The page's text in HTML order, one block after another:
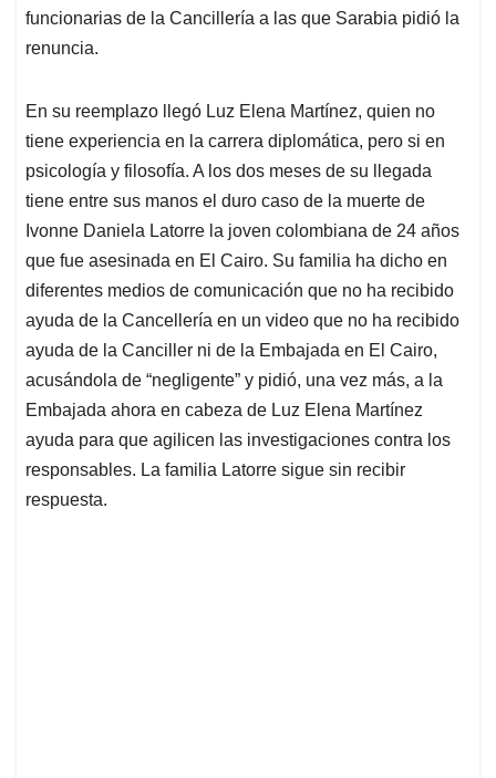
funcionarias de la Cancillería a las que Sarabia pidió la
renuncia.
En su reemplazo llegó Luz Elena Martínez, quien no
tiene experiencia en la carrera diplomática, pero si en
psicología y filosofía. A los dos meses de su llegada
tiene entre sus manos el duro caso de la muerte de
Ivonne Daniela Latorre la joven colombiana de 24 años
que fue asesinada en El Cairo. Su familia ha dicho en
diferentes medios de comunicación que no ha recibido
ayuda de la Cancellería en un video que no ha recibido
ayuda de la Canciller ni de la Embajada en El Cairo,
acusándola de “negligente” y pidió, una vez más, a la
Embajada ahora en cabeza de Luz Elena Martínez
ayuda para que agilicen las investigaciones contra los
responsables. La familia Latorre sigue sin recibir
respuesta.